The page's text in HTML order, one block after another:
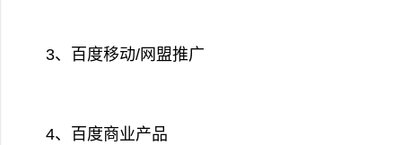
3、百度移动/网盟推广
4、百度商业产品